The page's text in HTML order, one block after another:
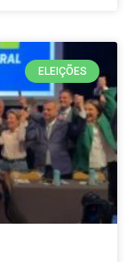
ELEIÇÕES